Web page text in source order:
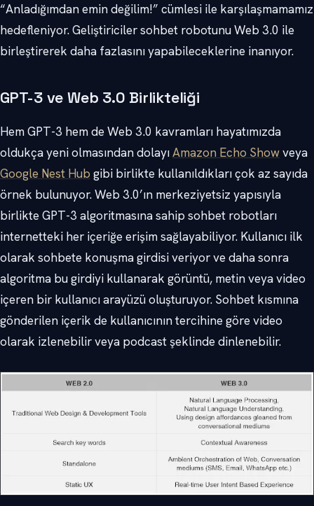
“Anladığımdan emin değilim!” cümlesi ile karşılaşmamamız
hedefleniyor. Geliştiriciler sohbet robotunu Web 3.0 ile
birleştirerek daha fazlasını yapabileceklerine inanıyor.
GPT-3 ve Web 3.0 Birlikteliği
Hem GPT-3 hem de Web 3.0 kavramları hayatımızda
oldukça yeni olmasından dolayıAmazon Echo Showveya
Google Nest Hub gibi birlikte kullanıldıkları çok az sayıda
örnek bulunuyor. Web 3.0’ın merkeziyetsiz yapısıyla
birlikte GPT-3 algoritmasına sahip sohbet robotları
internetteki her içeriğe erişim sağlayabiliyor. Kullanıcı ilk
olarak sohbete konuşma girdisi veriyor ve daha sonra
algoritma bu girdiyi kullanarak görüntü, metin veya video
içeren bir kullanıcı arayüzü oluşturuyor. Sohbet kısmına
gönderilen içerik de kullanıcının tercihine göre video
olarak izlenebilir veya podcast şeklinde dinlenebilir.